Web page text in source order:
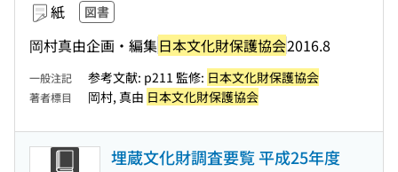
紙 図書
岡村真由企画・編集日本文化財保護協会2016.8
一般注記 参考文献: p211 監修: 日本文化財保護協会
著者標目 岡村, 真由 日本文化財保護協会
埋蔵文化財調査要覧 平成25年度